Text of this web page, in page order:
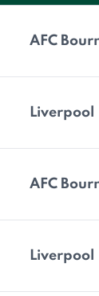
AFC
Liverpool
AFC
Liverpool